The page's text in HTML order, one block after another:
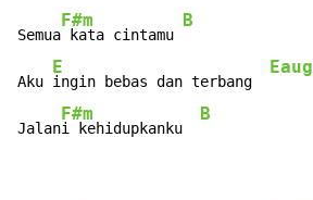
Semua
F#m
kata cintamu
B
Aku
E
ingin bebas dan terbang
Eaug
Jalan
F#m
i kehidupkanku
B